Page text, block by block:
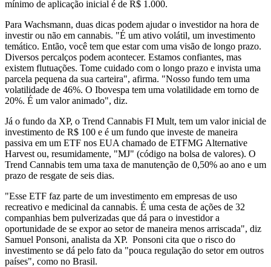
mínimo de aplicação inicial é de R$ 1.000.
Para Wachsmann, duas dicas podem ajudar o investidor na hora de
investir ou não em cannabis. "É um ativo volátil, um investimento
temático. Então, você tem que estar com uma visão de longo prazo.
Diversos percalços podem acontecer. Estamos confiantes, mas
existem flutuações. Tome cuidado com o longo prazo e invista uma
parcela pequena da sua carteira", afirma. "Nosso fundo tem uma
volatilidade de 46%. O Ibovespa tem uma volatilidade em torno de
20%. É um valor animado", diz.
Já o fundo da XP, o Trend Cannabis FI Mult, tem um valor inicial de
investimento de R$ 100 e é um fundo que investe de maneira
passiva em um ETF nos EUA chamado de ETFMG Alternative
Harvest ou, resumidamente, "MJ" (código na bolsa de valores). O
Trend Cannabis tem uma taxa de manutenção de 0,50% ao ano e um
prazo de resgate de seis dias.
"Esse ETF faz parte de um investimento em empresas de uso
recreativo e medicinal da cannabis. É uma cesta de ações de 32
companhias bem pulverizadas que dá para o investidor a
oportunidade de se expor ao setor de maneira menos arriscada", diz
Samuel Ponsoni, analista da XP. Ponsoni cita que o risco do
investimento se dá pelo fato da "pouca regulação do setor em outros
países", como no Brasil.